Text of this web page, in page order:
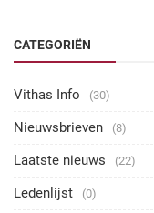
CATEGORIËN
Vithas Info (30)
Nieuwsbrieven (8)
Laatste nieuws (22)
Ledenlijst (0)